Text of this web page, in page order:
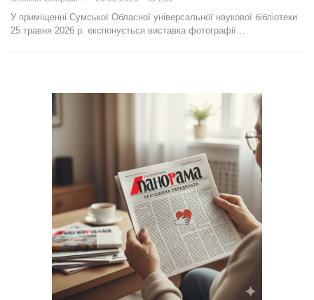
У приміщенні Сумської Обласної універсальної наукової бібліотеки
25 травня 2026 р. експонується виставка фотографії…